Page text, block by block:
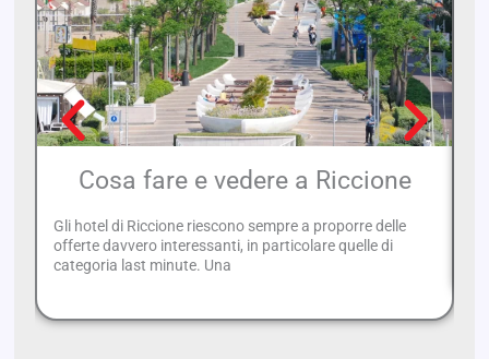
Cosa fare e vedere a Riccione
Gli hotel di Riccione riescono sempre a proporre delle
offerte davvero interessanti, in particolare quelle di
categoria last minute. Una